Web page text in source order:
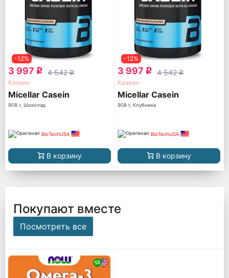
-12%
3 997 q 4 542q
Казеин
Micellar Casein
908 г, Шоколад
BioTechUSA
В корзину
-12%
3 997 q 4 542q
Казеин
Micellar Casein
908 г, Клубника
BioTechUSA
В корзину
Покупают вместе
Посмотреть все